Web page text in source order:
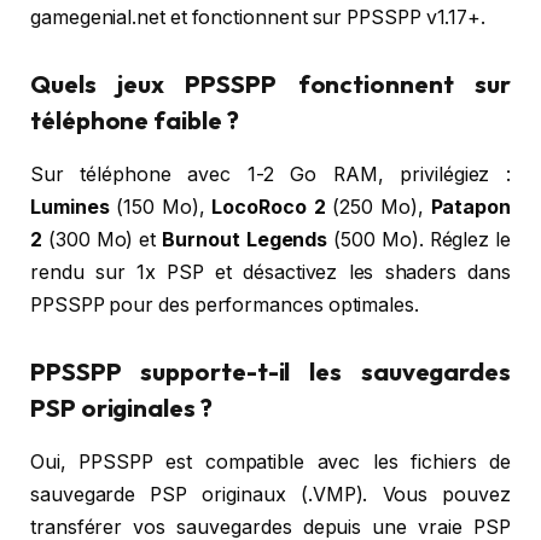
gamegenial.net et fonctionnent sur PPSSPP v1.17+.
Quels jeux PPSSPP fonctionnent sur
téléphone faible ?
Sur téléphone avec 1-2 Go RAM, privilégiez :
Lumines(150 Mo), LocoRoco 2 (250 Mo), Patapon
2 (300 Mo) et Burnout Legends (500 Mo). Réglez le
rendu sur 1x PSP et désactivez les shaders dans
PPSSPP pour des performances optimales.
PPSSPP supporte-t-il les sauvegardes
PSP originales ?
Oui, PPSSPP est compatible avec les fichiers de
sauvegarde PSP originaux (.VMP). Vous pouvez
transférer vos sauvegardes depuis une vraie PSP